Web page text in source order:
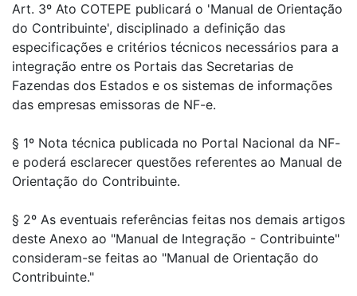
Art. 3º Ato COTEPE publicará o 'Manual de Orientação
do Contribuinte', disciplinado a definição das
especificações e critérios técnicos necessários para a
integração entre os Portais das Secretarias de
Fazendas dos Estados e os sistemas de informações
das empresas emissoras de NF-e.
§ 1º Nota técnica publicada no Portal Nacional da NF-
e poderá esclarecer questões referentes ao Manual de
Orientação do Contribuinte.
§ 2º As eventuais referências feitas nos demais artigos
deste Anexo ao "Manual de Integração - Contribuinte"
consideram-se feitas ao "Manual de Orientação do
Contribuinte."